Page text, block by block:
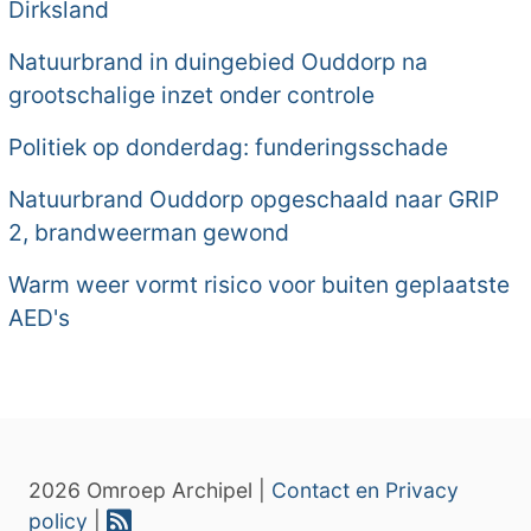
Dirksland
Natuurbrand in duingebied Ouddorp na
grootschalige inzet onder controle
Politiek op donderdag: funderingsschade
Natuurbrand Ouddorp opgeschaald naar GRIP
2, brandweerman gewond
Warm weer vormt risico voor buiten geplaatste
AED's
2026 Omroep Archipel | Contact en Privacy
policy